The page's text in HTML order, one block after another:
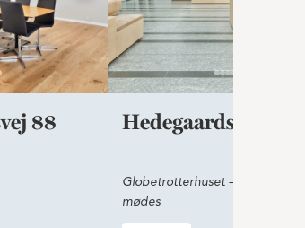
88 Hedegaardsvej 88
Globetrotterhuset – hvor
mødes